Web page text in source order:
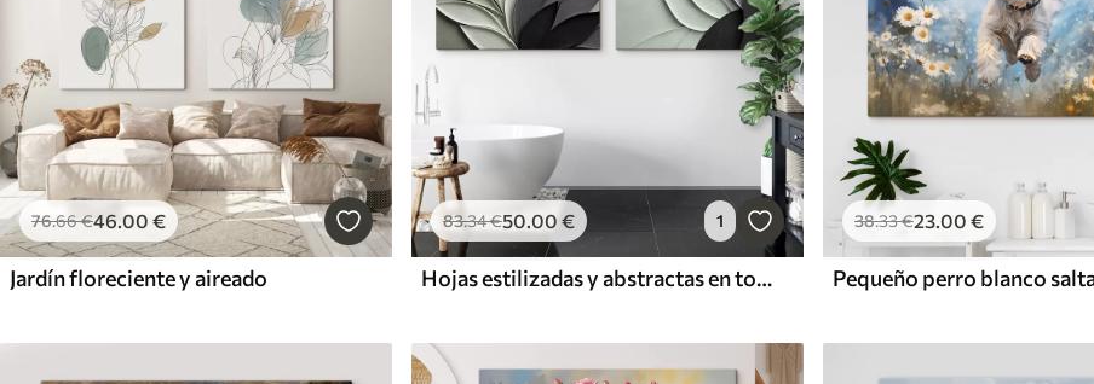
76.66€46.00 €
Jardín floreciente y aireado
83.34€50.00 € 1
Hojas estilizadas y abstractas en tonos grises, blancos y verdes apagados
38.33€23.00 €